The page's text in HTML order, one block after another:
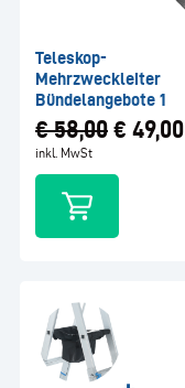
Teleskop-
Mehrzweckleiter
Bündelangebote 1
€58,00 € 49,00
inkl. MwSt